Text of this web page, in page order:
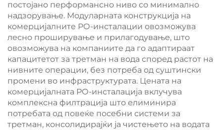
постојано перформансно ниво со минимално
надзорување. Модуларната конструкција на
комерцијалните РО-инсталации овозможува
лесно проширување и прилагодување, што
овозможува на компаниите да го адаптираат
капацитетот за третман на вода според растот на
нивните операции, без потреба од суштински
промени во инфраструктурата. Цената на
комерцијалната РО-инсталација вклучува
комплексна филтрација што елиминира
потребата од повеќе посебни системи за
третман, консолидирајќи ја чистењето на водата